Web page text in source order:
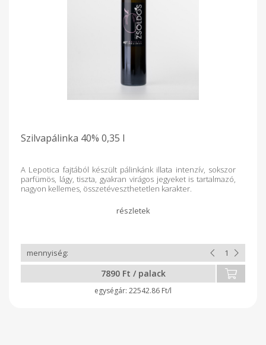
Szilvapálinka 40% 0,35 l
A Lepotica fajtából készült pálinkánk illata intenzív, sokszor
parfümös, lágy, tiszta, gyakran virágos jegyeket is tartalmazó,
nagyon kellemes, összetéveszthetetlen karakter.
7890 Ft / palack
22542.86 Ft/l